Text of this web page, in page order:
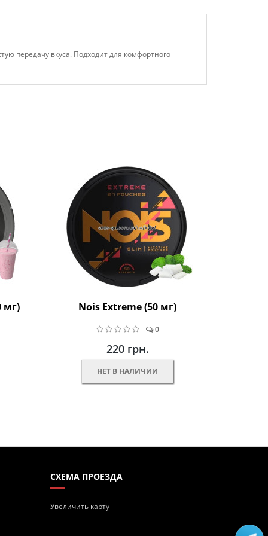
передачу вкуса. Подходит для комфортного
мг) Nois Extreme (50 мг)
0
220 грн.
НЕТ В НАЛИЧИИ
СХЕМА ПРОЕЗДА
Увеличить карту